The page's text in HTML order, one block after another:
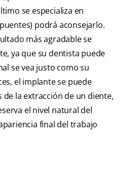
se especializa en
podrá aconsejarlo.
más agradable se
ya que su dentista puede
se vea justo como su
el implante se puede
la extracción de un diente,
el nivel natural del
final del trabajo